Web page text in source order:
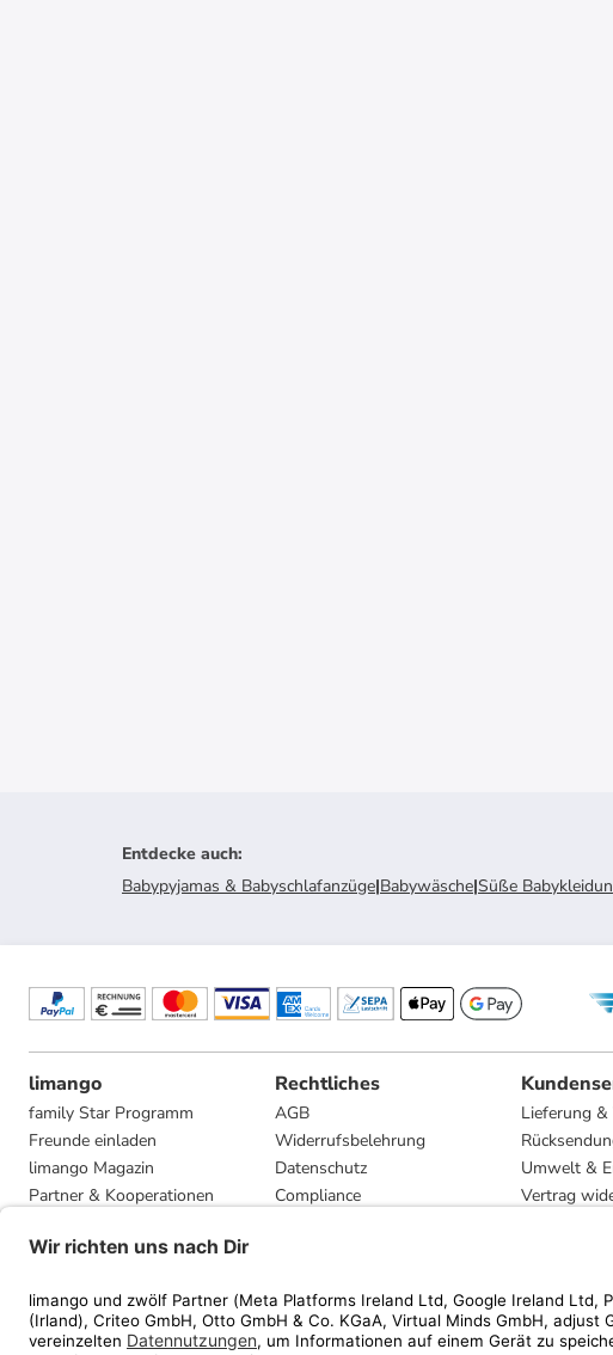
Entdecke auch:
Babypyjamas & Babyschlafanzüge|Babywäsche|Süße
limango
family Star Programm
Freunde einladen
limango Magazin
Partner & Kooperationen
Presse
Rechtliches
AGB
Widerrufsbelehrung
Datenschutz
Compliance
Lieferung &
Umwelt &
Vertrag